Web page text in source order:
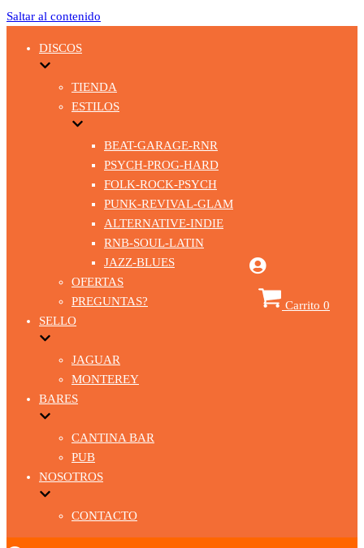
Saltar al contenido
DISCOS
TIENDA
ESTILOS
BEAT-GARAGE-RNR
PSYCH-PROG-HARD
FOLK-ROCK-PSYCH
PUNK-REVIVAL-GLAM
ALTERNATIVE-INDIE
RNB-SOUL-LATIN
JAZZ-BLUES
OFERTAS
PREGUNTAS?
SELLO
JAGUAR
MONTEREY
BARES
CANTINA BAR
PUB
NOSOTROS
CONTACTO
Carrito 0